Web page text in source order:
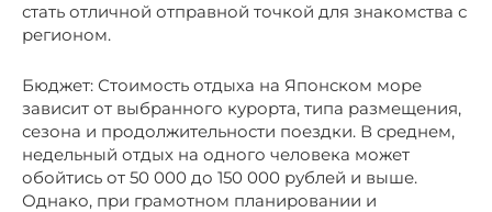
стать отличной отправной точкой для знакомства с
регионом.
Бюджет: Стоимость отдыха на Японском море
зависит от выбранного курорта, типа размещения,
сезона и продолжительности поездки. В среднем,
недельный отдых на одного человека может
обойтись от 50 000 до 150 000 рублей и выше.
Однако, при грамотном планировании и